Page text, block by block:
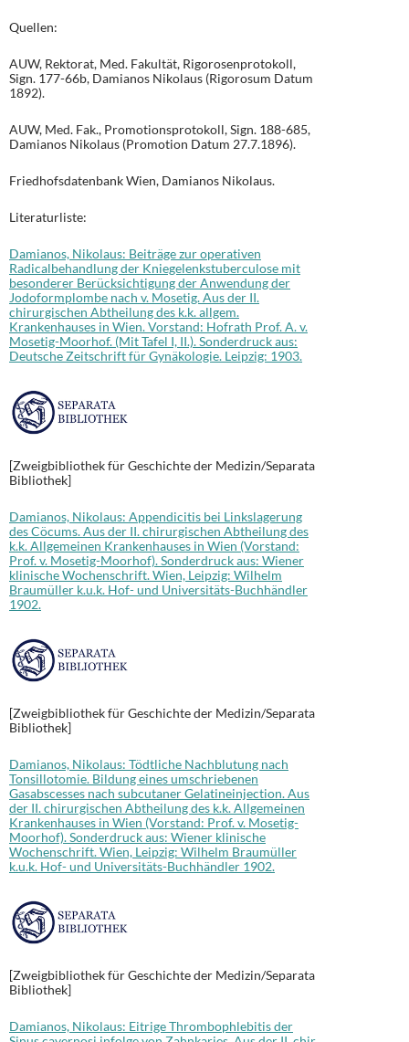
Quellen:
AUW, Rektorat, Med. Fakultät, Rigorosenprotokoll,
Sign. 177-66b, Damianos Nikolaus (Rigorosum Datum
1892).
AUW, Med. Fak., Promotionsprotokoll, Sign. 188-685,
Damianos Nikolaus (Promotion Datum 27.7.1896).
Friedhofsdatenbank Wien, Damianos Nikolaus.
Literaturliste:
Damianos, Nikolaus: Beiträge zur operativen
Radicalbehandlung der Kniegelenkstuberculose mit
besonderer Berücksichtigung der Anwendung der
Jodoformplombe nach v. Mosetig. Aus der II.
chirurgischen Abtheilung des k.k. allgem.
Krankenhauses in Wien. Vorstand: Hofrath Prof. A. v.
Mosetig-Moorhof. (Mit Tafel I, II.). Sonderdruck aus:
Deutsche Zeitschrift für Gynäkologie. Leipzig: 1903.
[Zweigbibliothek für Geschichte der Medizin/Separata
Bibliothek]
Damianos, Nikolaus: Appendicitis bei Linkslagerung
des Cöcums. Aus der II. chirurgischen Abtheilung des
k.k. Allgemeinen Krankenhauses in Wien (Vorstand:
Prof. v. Mosetig-Moorhof). Sonderdruck aus: Wiener
klinische Wochenschrift. Wien, Leipzig: Wilhelm
Braumüller k.u.k. Hof- und Universitäts-Buchhändler
1902.
[Zweigbibliothek für Geschichte der Medizin/Separata
Bibliothek]
Damianos, Nikolaus: Tödtliche Nachblutung nach
Tonsillotomie. Bildung eines umschriebenen
Gasabscesses nach subcutaner Gelatineinjection. Aus
der II. chirurgischen Abtheilung des k.k. Allgemeinen
Krankenhauses in Wien (Vorstand: Prof. v. Mosetig-
Moorhof). Sonderdruck aus: Wiener klinische
Wochenschrift. Wien, Leipzig: Wilhelm Braumüller
k.u.k. Hof- und Universitäts-Buchhändler 1902.
[Zweigbibliothek für Geschichte der Medizin/Separata
Bibliothek]
Damianos, Nikolaus: Eitrige Thrombophlebitis der